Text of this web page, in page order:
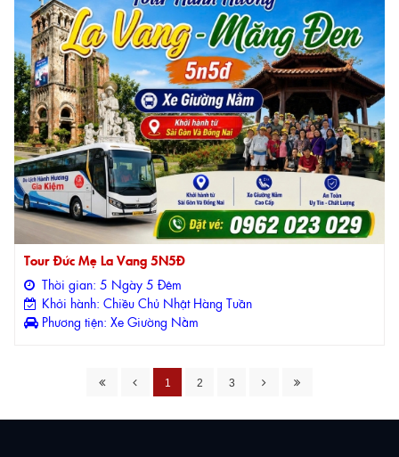
Tour Đức Mẹ La Vang 5N5Đ
Thời gian: 5 Ngày 5 Đêm
Khởi hành: Chiều Chủ Nhật Hàng Tuần
Phương tiện: Xe Giường Nằm
1 2 3